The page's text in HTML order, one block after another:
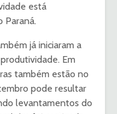
está
Paraná.
já iniciaram a
Em
também estão no
pode resultar
levantamentos do